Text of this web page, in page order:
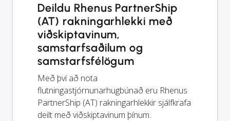
Deildu Rhenus PartnerShip
(AT) rakningarhlekki með
viðskiptavinum,
samstarfsaðilum og
samstarfsfélögum
Með því að nota
flutningastjórnunarhugbúnað eru Rhenus
PartnerShip (AT) rakningarhlekkir sjálfkrafa
deilt með viðskiptavinum þínum.